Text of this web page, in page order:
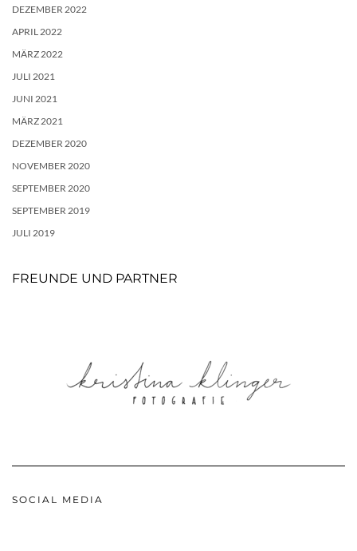
DEZEMBER 2022
APRIL 2022
MÄRZ 2022
JULI 2021
JUNI 2021
MÄRZ 2021
DEZEMBER 2020
NOVEMBER 2020
SEPTEMBER 2020
SEPTEMBER 2019
JULI 2019
FREUNDE UND PARTNER
SOCIAL MEDIA